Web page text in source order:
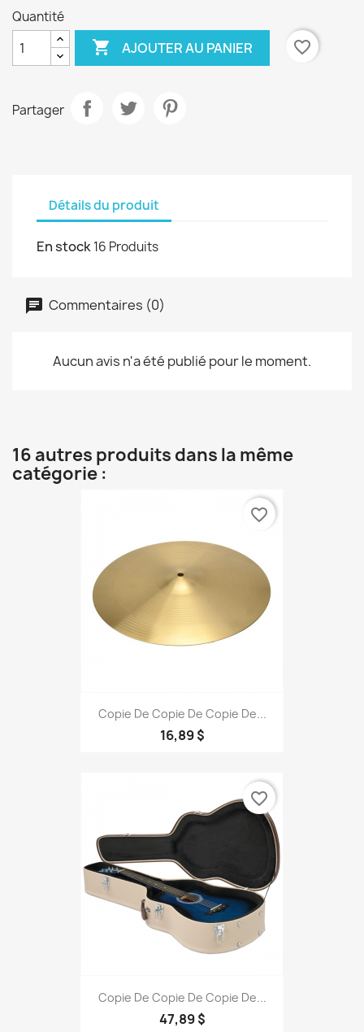
Quantité
 AJOUTER AU PANIER favorite_border
Partager
Détails du produit
En stock16 Produits
Commentaires (0)
Aucun avis n'a été publié pour le moment.
16 autres produits dans la même
catégorie :
Copie De Copie De Copie De...
16,89 $
favorite_border
Copie De Copie De Copie De...
47,89 $
favorite_border